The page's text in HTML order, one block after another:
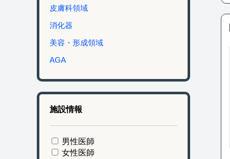
皮膚科領域
消化器
美容・形成領域
AGA
施設情報
男性医師
女性医師